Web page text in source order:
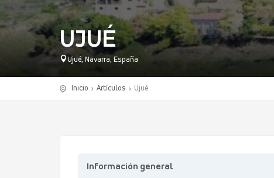
UJUÉ
Ujué, Navarra, España
Inicio Artículos Ujué
Información general